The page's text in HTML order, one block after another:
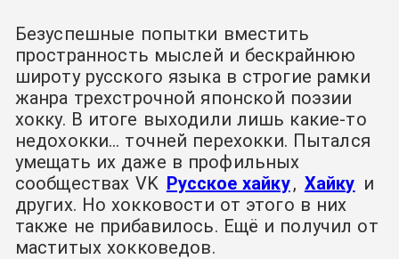
Безуспешные попытки вместить
пространность мыслей и бескрайнюю
широту русского языка в строгие рамки
жанра трехстрочной японской поэзии
хокку. В итоге выходили лишь какие-то
недохокки… точней перехокки. Пытался
умещать их даже в профильных
сообществах VK Русское хайку, Хайку и
других. Но хокковости от этого в них
также не прибавилось. Ещё и получил от
маститых хокковедов.